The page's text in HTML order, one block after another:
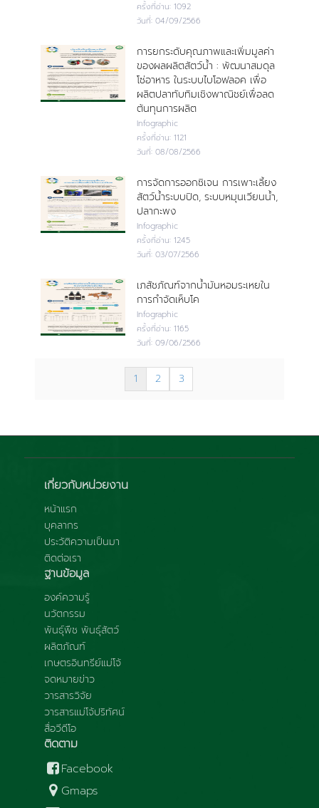
ครั้งที่อ่าน: 1092
วันที่: 04/09/2566
การยกระดับคุณภาพและเพิ่มมูลค่า
ของผลผลิตสัตว์น้ำ : พัฒนาสมดุล
โซ่อาหาร ในระบบไบโอฟลอค เพื่อ
ผลิตปลาทับทิมเชิงพาณิชย์เพื่อลด
ต้นทุนการผลิต
Infographic
ครั้งที่อ่าน: 1121
วันที่: 08/08/2566
การจัดการออกซิเจน การเพาะเลี้ยง
สัตว์น้ำระบบปิด, ระบบหมุนเวียนน้ำ,
ปลากะพง
Infographic
ครั้งที่อ่าน: 1245
วันที่: 03/07/2566
เภสัชภัณฑ์จากน้ำมันหอมระเหยใน
การกำจัดเห็บโค
Infographic
ครั้งที่อ่าน: 1165
วันที่: 09/06/2566
1 2 3
เกี่ยวกับหน่วยงาน
หน้าแรก
บุคลากร
ประวัติความเป็นมา
ติดต่อเรา
ฐานข้อมูล
องค์ความรู้
นวัตกรรม
พันธุ์พืช พันธุ์สัตว์
ผลิตภัณฑ์
เกษตรอินทรีย์แม่โจ้
จดหมายข่าว
วารสารวิจัย
วารสารแม่โจ้ปริทัศน์
สื่อวีดีโอ
ติดตาม
Facebook
Gmaps